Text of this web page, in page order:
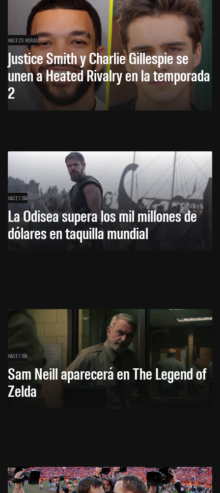
HACE 23 HORAS
Justice Smith y Charlie Gillespie se
unen a Heated Rivalry en la temporada
2
HACE 1 DÍA
La Odisea supera los mil millones de
dólares en taquilla mundial
HACE 1 DÍA
Sam Neill aparecerá en The Legend of
Zelda